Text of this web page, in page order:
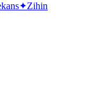
✦Zihin